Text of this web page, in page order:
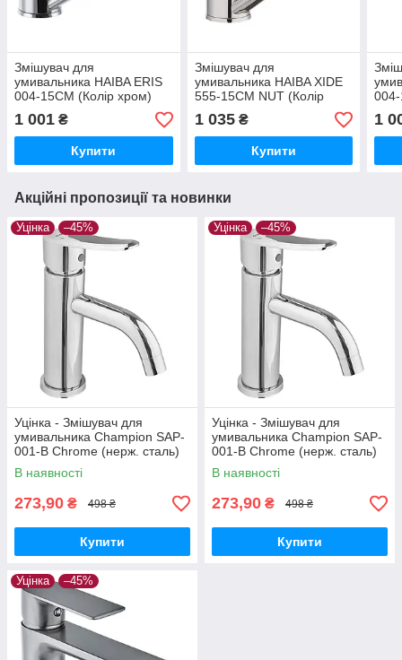
Змішувач для
умивальника HAIBA ERIS
004-15CM (Колір хром)
(HB0099)
1 001 ₴
Купити
Змішувач для
умивальника HAIBA XIDE
555-15CM NUT (Колір
хром) (HB0404)
1 035₴
Купити
1
Акційні пропозиції та новинки
Уцінка –45%
Уцінка - Змішувач для
умивальника Champion SAP-
001-B Chrome (нерж. сталь)
(CH6157-20260716-10424)
В наявності
273,90 ₴ 498 ₴
Купити
Уцінка –45%
Уцінка - Змішувач для
умивальника Champion SAP-
001-B Chrome (нерж. сталь)
(CH6157-20260715-10520)
В наявності
273,90 ₴ 498 ₴
Купити
Уцінка –45%